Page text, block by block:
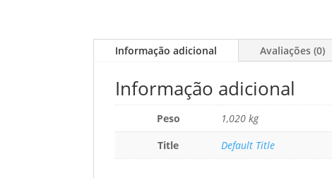
Informação adicional Avaliações (0)
Informação adicional
Peso
1,020 kg
Title
Default Title